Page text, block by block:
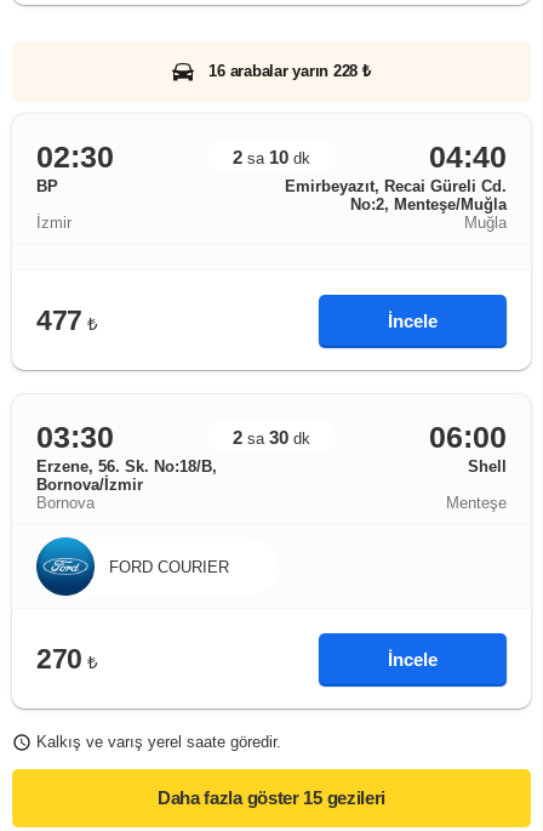
16 arabalar yarın 228 ₺
02:30 2 sa 10 dk 04:40
BP
Emirbeyazıt, Recai Güreli Cd.
No:2, Menteşe/Muğla
İzmir
Muğla
477 ₺ İncele
03:30 2 sa 30 dk 06:00
Erzene, 56. Sk. No:18/B,
Bornova/İzmir
Shell
Bornova
Menteşe
FORD COURIER
270 ₺ İncele
Kalkış ve varış yerel saate göredir.
Daha fazla göster 15 gezileri